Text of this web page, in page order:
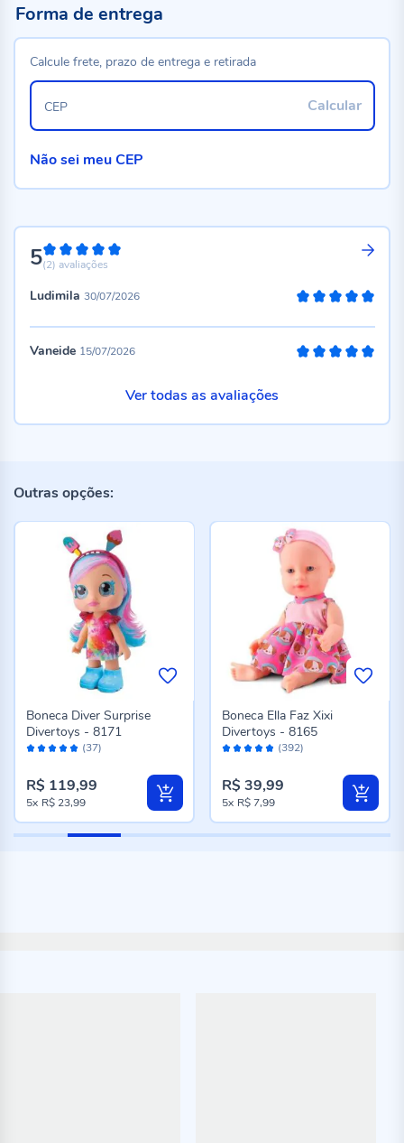
5100%
(2) avaliações
Ludimila 30/07/2026
Vaneide 15/07/2026
Ver todas as avaliações
Forma de entrega
Calcule frete, prazo de entrega e retirada
Calcular
CEP
Não sei meu CEP
Outras opções:
Avaliação: (37)
Boneca Diver Surprise
Divertoys - 8171
R$ 119,99
5x R$ 23,99
Avaliação: (392)
Boneca Ella Faz Xixi
Divertoys - 8165
R$ 39,99
5x R$ 7,99